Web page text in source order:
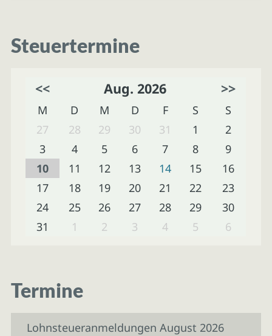
Steuertermine
<< Aug. 2026 >>
M D M D F S
S
27
28 29 30 31 1
2
3
4 5 6 7 8
9
10
11 12 13 14 15
16
17
18 19 20 21 22
23
24
25 26 27 28 29
30
31
1 2 3 4 5 6
Termine
Lohnsteueranmeldungen August 2026